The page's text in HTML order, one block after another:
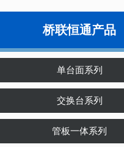
桥联恒通产品
单台面系列
交换台系列
管板一体系列